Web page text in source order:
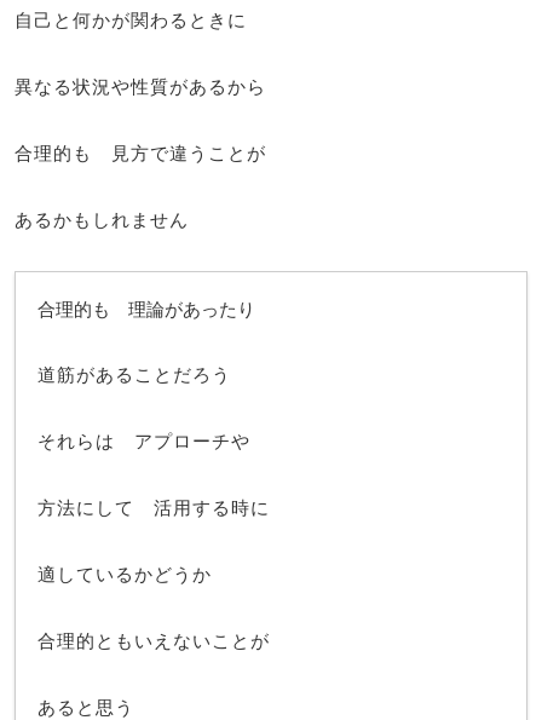
自己と何かが関わるときに
異なる状況や性質があるから
合理的も 見方で違うことが
あるかもしれません
合理的も 理論があったり
道筋があることだろう
それらは アプローチや
方法にして 活用する時に
適しているかどうか
合理的ともいえないことが
あると思う